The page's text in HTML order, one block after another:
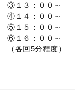
③１３：００～
④１４：００～
⑤１５：００～
⑥１６：００～
（各回5分程度）